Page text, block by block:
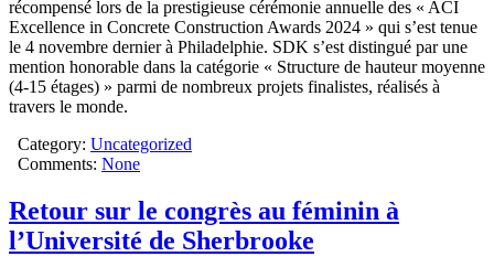
récompensé lors de la prestigieuse cérémonie annuelle des « ACI
Excellence in Concrete Construction Awards 2024 » qui s’est tenue
le 4 novembre dernier à Philadelphie. SDK s’est distingué par une
mention honorable dans la catégorie « Structure de hauteur moyenne
(4-15 étages) » parmi de nombreux projets finalistes, réalisés à
travers le monde.
Category: Uncategorized
Comments: None
Retour sur le congrès au féminin à
l’Université de Sherbrooke